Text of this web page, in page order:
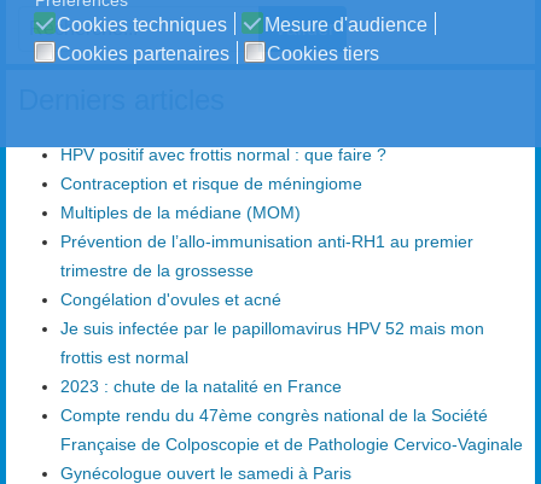
Cookies techniques
Mesure d'audience
Cookies partenaires
Cookies tiers
Type 2 or more characters for results.
Valider
HPV positif avec frottis normal : que faire ?
Contraception et risque de méningiome
Multiples de la médiane (MOM)
Prévention de l’allo-immunisation anti-RH1 au premier
trimestre de la grossesse
Congélation d'ovules et acné
Je suis infectée par le papillomavirus HPV 52 mais mon
frottis est normal
2023 : chute de la natalité en France
Compte rendu du 47ème congrès national de la Société
Française de Colposcopie et de Pathologie Cervico-Vaginale
Gynécologue ouvert le samedi à Paris